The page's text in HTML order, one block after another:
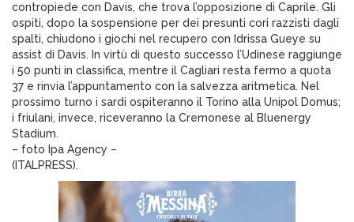
contropiede con Davis, che trova l’opposizione di Caprile. Gli
ospiti, dopo la sospensione per dei presunti cori razzisti dagli
spalti, chiudono i giochi nel recupero con Idrissa Gueye su
assist di Davis. In virtù di questo successo l’Udinese raggiunge
i 50 punti in classifica, mentre il Cagliari resta fermo a quota
37 e rinvia l’appuntamento con la salvezza aritmetica. Nel
prossimo turno i sardi ospiteranno il Torino alla Unipol Domus;
i friulani, invece, riceveranno la Cremonese al Bluenergy
Stadium.
– foto Ipa Agency –
(ITALPRESS).